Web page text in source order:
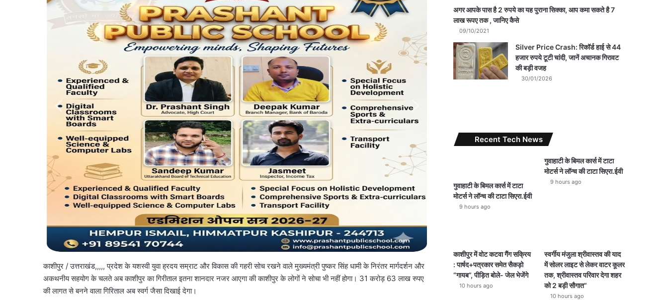
काशीपुर / उत्तराखंड,,,,, प्रदेश के यशस्वी युवा ह्रदय सम्राट और विकास की गहरी सोच रखने वाले मुख्यमंत्री पुष्कर सिंह धामी के निरंतर मार्गदर्शन और
अकथनीय सहयोग के चलते अब काशीपुर का गिरीताल इतना शानदार नजर आएगा की काशीपुर के लोगों ने सोचा भी नहीं होगा। 31 करोड़ 63 लाख रुपए
की लागत से बनने वाला गिरिताल अब स्वर्ग जैसा दिखाई देगा।
अगर आपके पास है 2 रुपये का यह पुराना सिक्का, आप कमा सकते है 7
लाख रूपए तक , जानिए कैसे
09/10/2021
Silver Price Crash: रिकॉर्ड हाई से 44
हजार रुपये टूटी चांदी, जानें अचानक गिरावट
की बड़ी वजह
30/01/2026
Recent Tech News
गुवाहाटी के बिमल कार्स में टाटा
मोटर्स ने लॉन्च की टाटा सिएरा.ईवी
9 hours ago
गुवाहाटी के बिमल कार्स में टाटा
मोटर्स ने लॉन्च की टाटा सिएरा.ईवी
9 hours ago
काशीपुर में वोट कटवा गैंग सक्रिय
: पार्षद+पत्रकार समेत सैकड़ो
“गायब”, पीड़ित बोले- जेल भेजेंगे
10 hours ago
स्वर्गीय मंजुला श्रीवास्तव की याद
में सोलर लाइट से लेकर वाटर कूलर
तक, श्रीवास्तव परिवार देगा शहर
को 2 बड़ी सौगात”
10 hours ago